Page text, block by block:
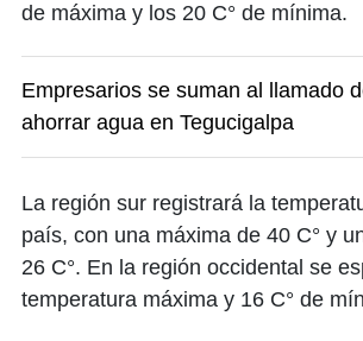
de máxima y los 20 C° de mínima.
Empresarios se suman al llamado
ahorrar agua en Tegucigalpa
La región sur registrará la
país, con una máxima de 40 C° y
26 C°. En la región occidental se
temperatura máxima y 16 C° de